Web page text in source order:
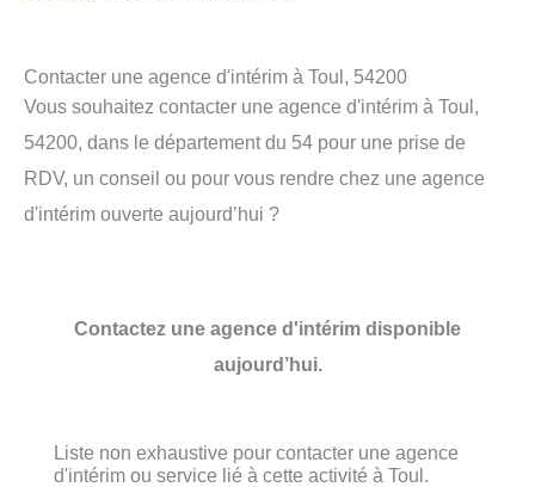
Contacter une agence d'intérim à Toul, 54200
Vous souhaitez contacter une agence d'intérim à Toul,
54200, dans le département du 54 pour une prise de
RDV, un conseil ou pour vous rendre chez une agence
d'intérim ouverte aujourd’hui ?
Contactez une agence d'intérim disponible
aujourd’hui.
Liste non exhaustive pour contacter une agence
d'intérim ou service lié à cette activité à Toul.